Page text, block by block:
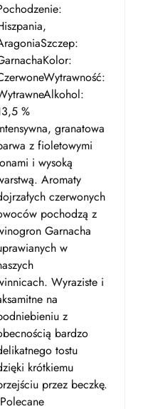
%
granatowa
z fioletowymi
i wysoką
Aromaty
czerwonych
pochodzą z
Garnacha
w
Wyraziste i
na
z
bardzo
tostu
krótkiemu
przez beczkę.
Polecane